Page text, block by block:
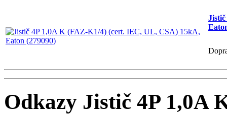
Odkazy Jistič 4P 1,0A